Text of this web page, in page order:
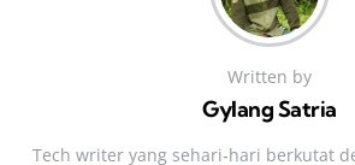
Written by
Gylang Satria
Tech writer yang sehari‑hari berkutat